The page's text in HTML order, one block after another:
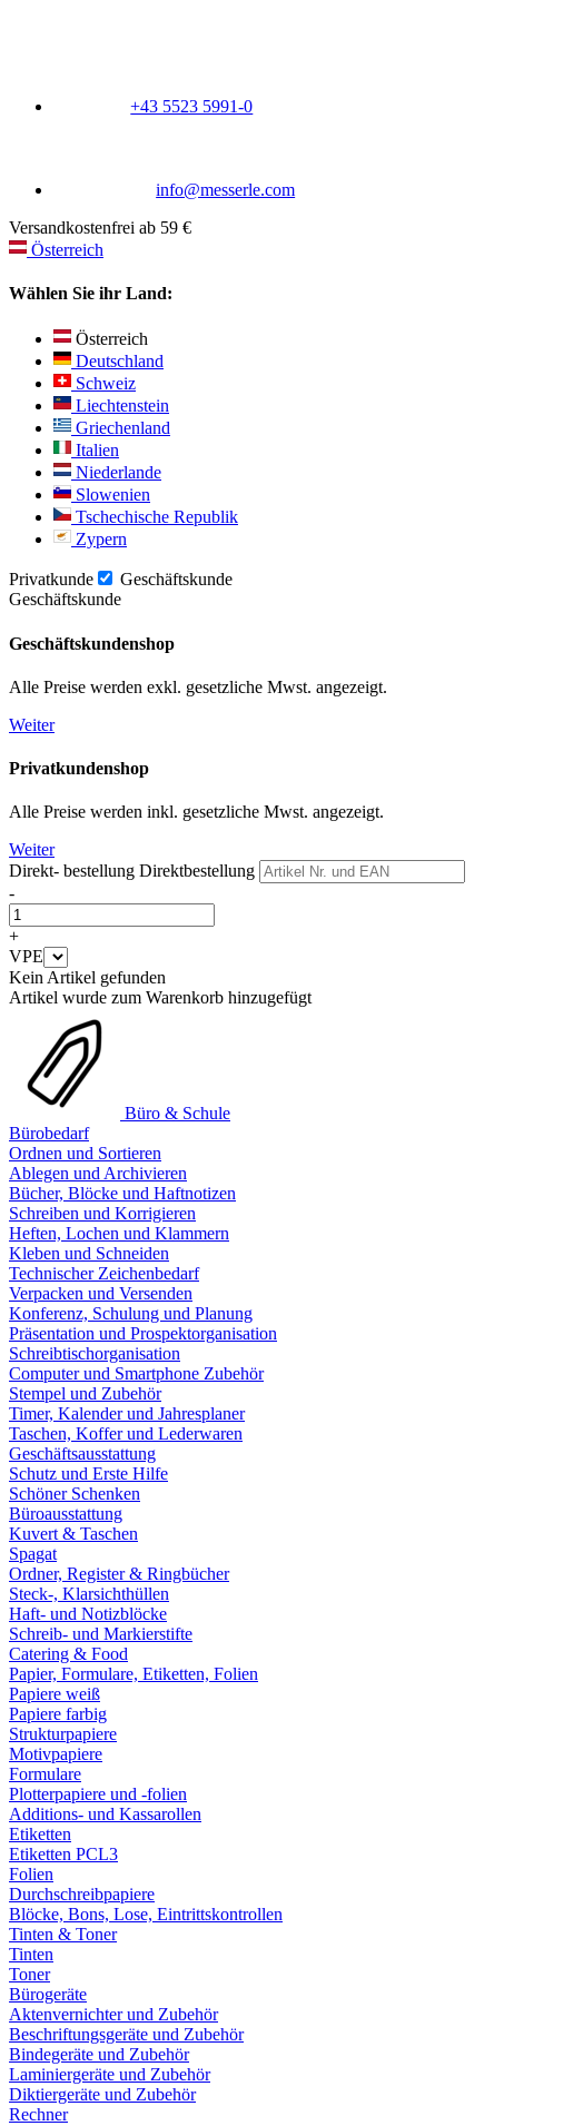
+43 5523 5991-0
info@messerle.com
Versandkostenfrei ab 59 €
Österreich
Wählen Sie ihr Land:
Österreich
Deutschland
Schweiz
Liechtenstein
Griechenland
Italien
Niederlande
Slowenien
Tschechische Republik
Zypern
Privatkunde
Geschäftskunde
Geschäftskunde
Geschäftskundenshop
Alle Preise werden exkl. gesetzliche Mwst. angezeigt.
Weiter
Privatkundenshop
Alle Preise werden inkl. gesetzliche Mwst. angezeigt.
Weiter
Direkt- bestellung Direktbestellung
-
+
VPE
Kein Artikel gefunden
Artikel wurde zum Warenkorb hinzugefügt
Büro & Schule
Bürobedarf
Ordnen und Sortieren
Ablegen und Archivieren
Bücher, Blöcke und Haftnotizen
Schreiben und Korrigieren
Heften, Lochen und Klammern
Kleben und Schneiden
Technischer Zeichenbedarf
Verpacken und Versenden
Konferenz, Schulung und Planung
Präsentation und Prospektorganisation
Schreibtischorganisation
Computer und Smartphone Zubehör
Stempel und Zubehör
Timer, Kalender und Jahresplaner
Taschen, Koffer und Lederwaren
Geschäftsausstattung
Schutz und Erste Hilfe
Schöner Schenken
Büroausstattung
Kuvert & Taschen
Spagat
Ordner, Register & Ringbücher
Steck-, Klarsichthüllen
Haft- und Notizblöcke
Schreib- und Markierstifte
Catering & Food
Papier, Formulare, Etiketten, Folien
Papiere weiß
Papiere farbig
Strukturpapiere
Motivpapiere
Formulare
Plotterpapiere und -folien
Additions- und Kassarollen
Etiketten
Etiketten PCL3
Folien
Durchschreibpapiere
Blöcke, Bons, Lose, Eintrittskontrollen
Tinten & Toner
Tinten
Toner
Bürogeräte
Aktenvernichter und Zubehör
Beschriftungsgeräte und Zubehör
Bindegeräte und Zubehör
Laminiergeräte und Zubehör
Diktiergeräte und Zubehör
Rechner